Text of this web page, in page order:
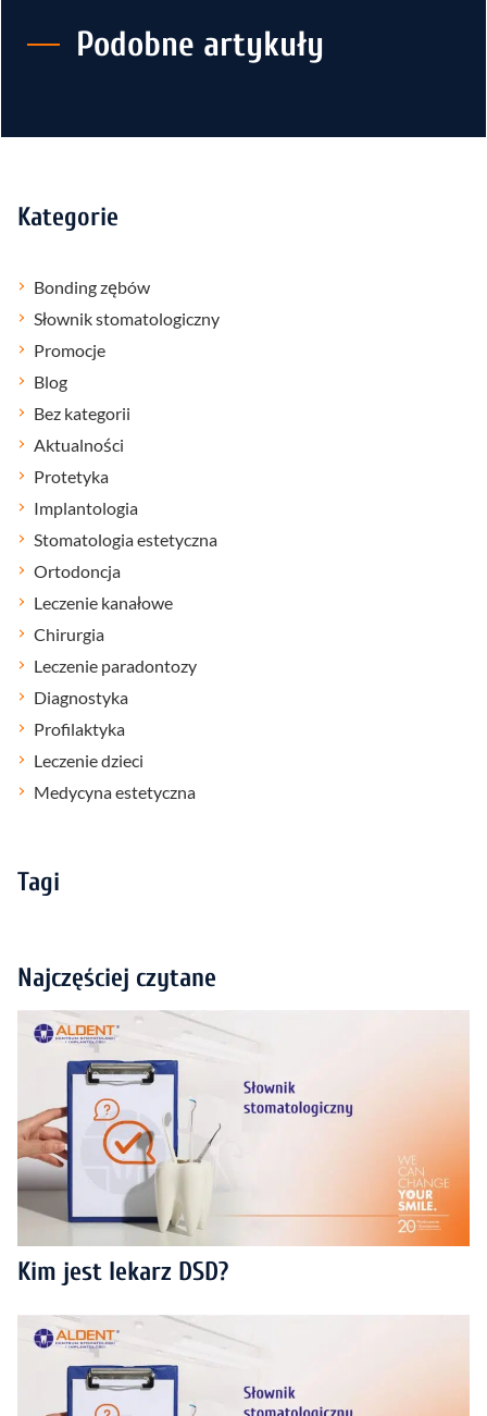
Podobne artykuły
Kategorie
Bonding zębów
Słownik stomatologiczny
Promocje
Blog
Bez kategorii
Aktualności
Protetyka
Implantologia
Stomatologia estetyczna
Ortodoncja
Leczenie kanałowe
Chirurgia
Leczenie paradontozy
Diagnostyka
Profilaktyka
Leczenie dzieci
Medycyna estetyczna
Tagi
Najczęściej czytane
Kim jest lekarz DSD?